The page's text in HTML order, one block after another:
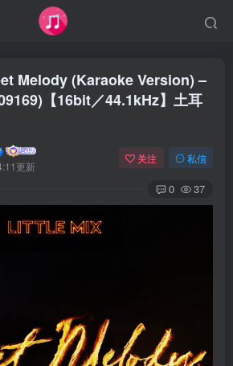
Melody (Karaoke Version) –
【16bit／44.1kHz】土耳
更新
关注 私信
0 37